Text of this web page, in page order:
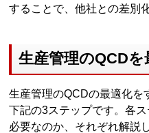
することで、他社との差別
生産管理のQCD
生産管理のQCDの最適化を
下記の3ステップです。各
必要なのか、それぞれ解説